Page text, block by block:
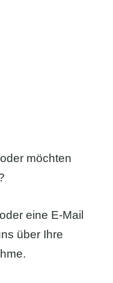
möchten
eine E-Mail
über Ihre